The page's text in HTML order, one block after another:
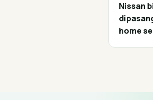
Nissan
home